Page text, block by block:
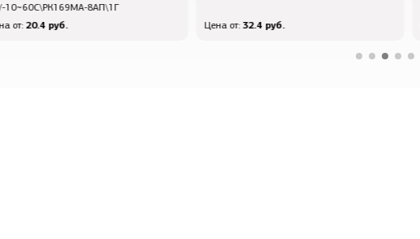
10~60C\РК169МА-8АП\1Г
от:20.4 руб. Цена от:32.4 руб.